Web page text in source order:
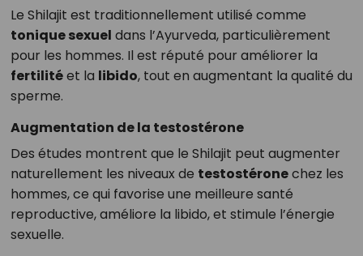
Le Shilajit est traditionnellement utilisé comme
tonique sexuel dans l’Ayurveda, particulièrement
pour les hommes. Il est réputé pour améliorer la
fertilitéet la libido, tout en augmentant la qualité du
sperme.
Augmentation de la testostérone
Des études montrent que le Shilajit peut augmenter
naturellement les niveaux de testostéronechez les
hommes, ce qui favorise une meilleure santé
reproductive, améliore la libido, et stimule l’énergie
sexuelle.